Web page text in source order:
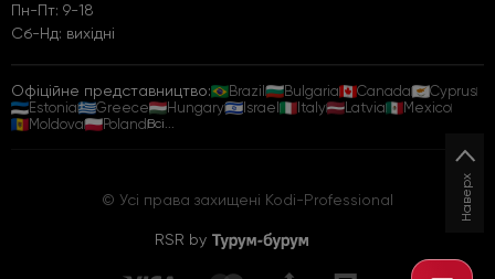
Пн-Пт: 9-18
Сб-Нд: вихідні
Офіційне представництво: Brazil Bulgaria Canada
Cyprus
Estonia
Greece Hungary Israel Italy Latvia
Mexico
Moldova
PolandВсі...
© Усі права захищені Kodi-Professional
RSR by
Наверх